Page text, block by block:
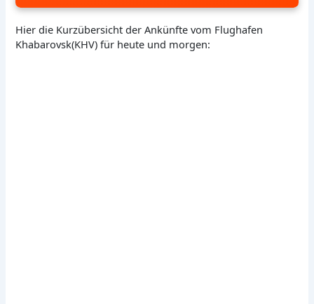
Hier die Kurzübersicht der Ankünfte vom Flughafen
Khabarovsk(KHV) für heute und morgen: